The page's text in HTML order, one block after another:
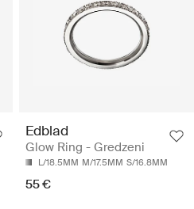
Edblad
Glow Ring - Gredzeni
L/18.5MM M/17.5MM S/16.8MM
55 €